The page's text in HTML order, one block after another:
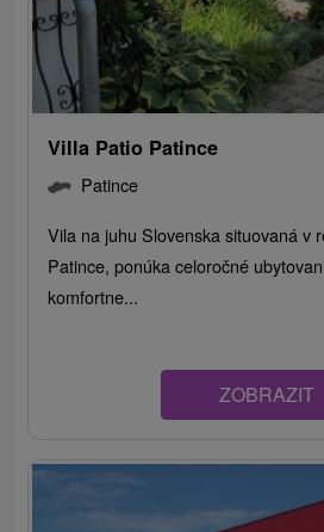
Villa Patio Patince
Patince
Vila na juhu Slovenska situovaná v
Patince, ponúka celoročné
komfortne...
ZOBRAZIT